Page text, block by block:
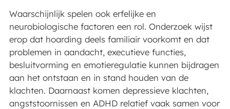
Waarschijnlijk spelen ook erfelijke en
neurobiologische factoren een rol. Onderzoek wijst
erop dat hoarding deels familiair voorkomt en dat
problemen in aandacht, executieve functies,
besluitvorming en emotieregulatie kunnen bijdragen
aan het ontstaan en in stand houden van de
klachten. Daarnaast komen depressieve klachten,
angststoornissen en ADHD relatief vaak samen voor